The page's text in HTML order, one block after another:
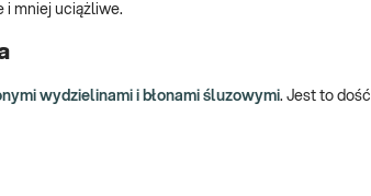
i mniej uciążliwe.
wydzielinami i błonami śluzowymi. Jest to dość